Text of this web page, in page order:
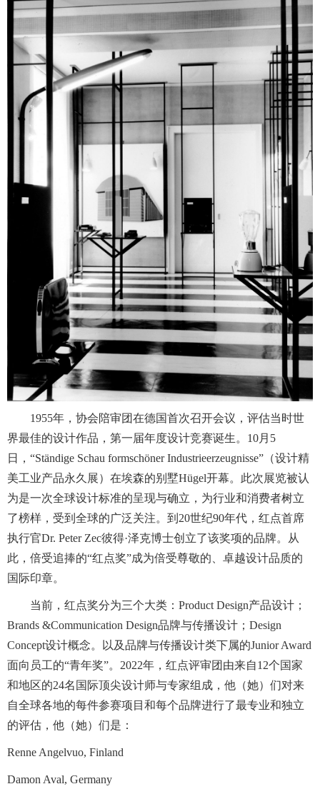
1955年，协会陪审团在德国首次召开会议，评估当时世
界最佳的设计作品，第一届年度设计竞赛诞生。10月5
日，“Ständige Schau formschöner Industrieerzeugnisse”（设计精
美工业产品永久展）在埃森的别墅Hügel开幕。此次展览被认
为是一次全球设计标准的呈现与确立，为行业和消费者树立
了榜样，受到全球的广泛关注。到20世纪90年代，红点首席
执行官Dr. Peter Zec彼得·泽克博士创立了该奖项的品牌。从
此，倍受追捧的“红点奖”成为倍受尊敬的、卓越设计品质的
国际印章。
当前，红点奖分为三个大类：Product Design产品设计；
Brands &Communication Design品牌与传播设计；Design
Concept设计概念。以及品牌与传播设计类下属的Junior Award
面向员工的“青年奖”。2022年，红点评审团由来自12个国家
和地区的24名国际顶尖设计师与专家组成，他（她）们对来
自全球各地的每件参赛项目和每个品牌进行了最专业和独立
的评估，他（她）们是：
Renne Angelvuo, Finland
Damon Aval, Germany